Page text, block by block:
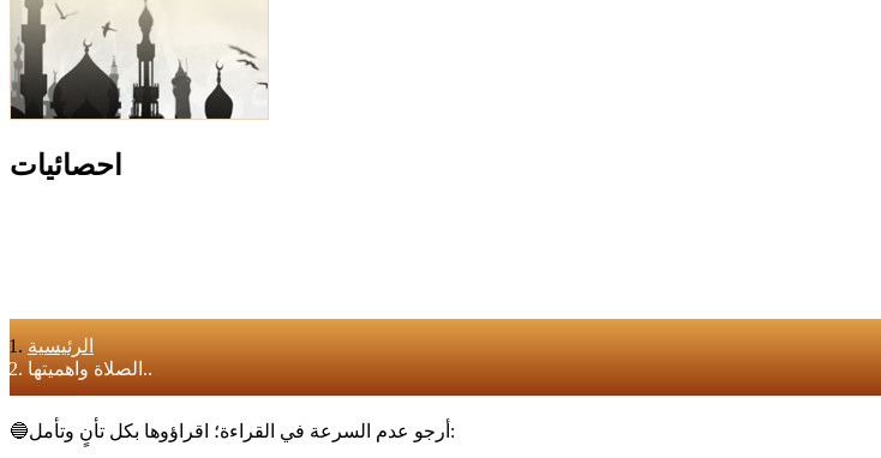
احصائيات
الرئيسية
الصلاة واهميتها..
🔵أرجو عدم السرعة في القراءة؛ اقراؤوها بكل تأنٍ وتأمل: